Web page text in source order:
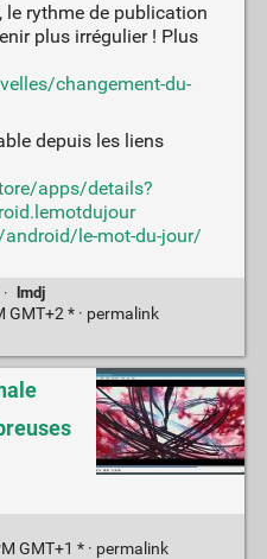
le rythme de publication
plus irrégulier ! Plus
changement-du-
depuis les liens
apps/details?
le-mot-du-jour/
· lmdj
* · permalink
GMT+1 * · permalink